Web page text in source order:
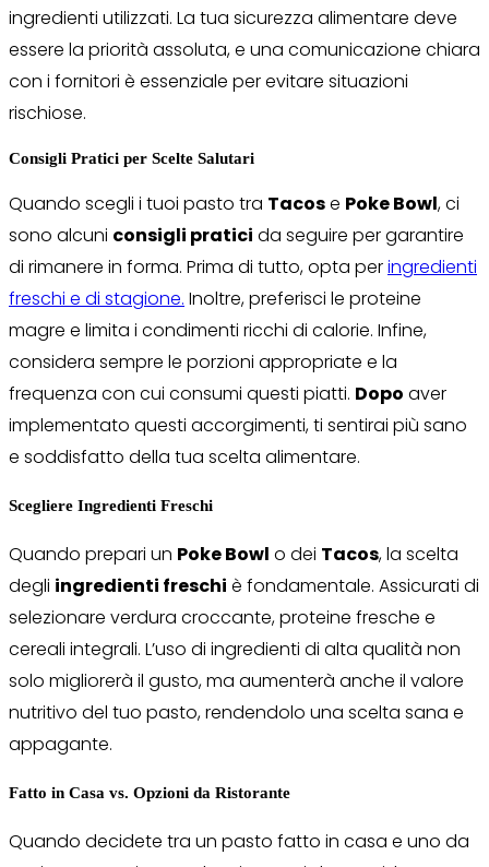
ingredienti utilizzati. La tua sicurezza alimentare deve
essere la priorità assoluta, e una comunicazione chiara
con i fornitori è essenziale per evitare situazioni
rischiose.
Consigli Pratici per Scelte Salutari
Quando scegli i tuoi pasto tra Tacose Poke Bowl, ci
sono alcuni consigli pratici da seguire per garantire
di rimanere in forma. Prima di tutto, opta peringredienti
freschi e di stagione. Inoltre, preferisci le proteine
magre e limita i condimenti ricchi di calorie. Infine,
considera sempre le porzioni appropriate e la
frequenza con cui consumi questi piatti. Dopo aver
implementato questi accorgimenti, ti sentirai più sano
e soddisfatto della tua scelta alimentare.
Scegliere Ingredienti Freschi
Quando prepari un Poke Bowl o dei Tacos, la scelta
degli ingredienti freschi è fondamentale. Assicurati di
selezionare verdura croccante, proteine fresche e
cereali integrali. L’uso di ingredienti di alta qualità non
solo migliorerà il gusto, ma aumenterà anche il valore
nutritivo del tuo pasto, rendendolo una scelta sana e
appagante.
Fatto in Casa vs. Opzioni da Ristorante
Quando decidete tra un pasto fatto in casa e uno da